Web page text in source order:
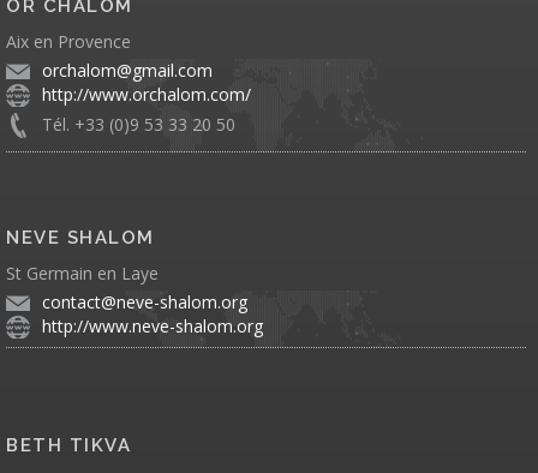
OR CHALOM
Aix en Provence
orchalom@gmail.com
http://www.orchalom.com/
Tél. +33 (0)9 53 33 20 50
NEVE SHALOM
St Germain en Laye
contact@neve-shalom.org
http://www.neve-shalom.org
BETH TIKVA